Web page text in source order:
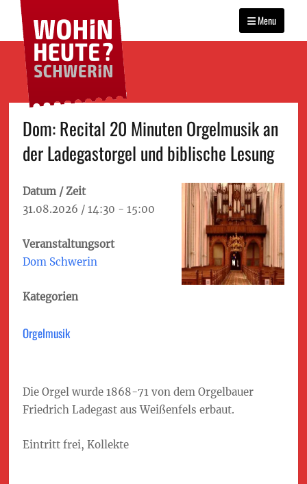
content
WOHIN HEUTE?
SCHWERIN
Das Veranstaltungsportal
für Schwerin
Primary
menu
Menu
Dom: Recital 20 Minuten Orgelmusik an
der Ladegastorgel und biblische Lesung
Datum / Zeit
31.08.2026 / 14:30 - 15:00
Veranstaltungsort
Dom Schwerin
Kategorien
Orgelmusik
Die Orgel wurde 1868-71 von dem Orgelbauer
Friedrich Ladegast aus Weißenfels erbaut.
Eintritt frei, Kollekte